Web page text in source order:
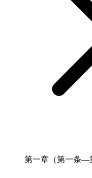
第一章（第一条―